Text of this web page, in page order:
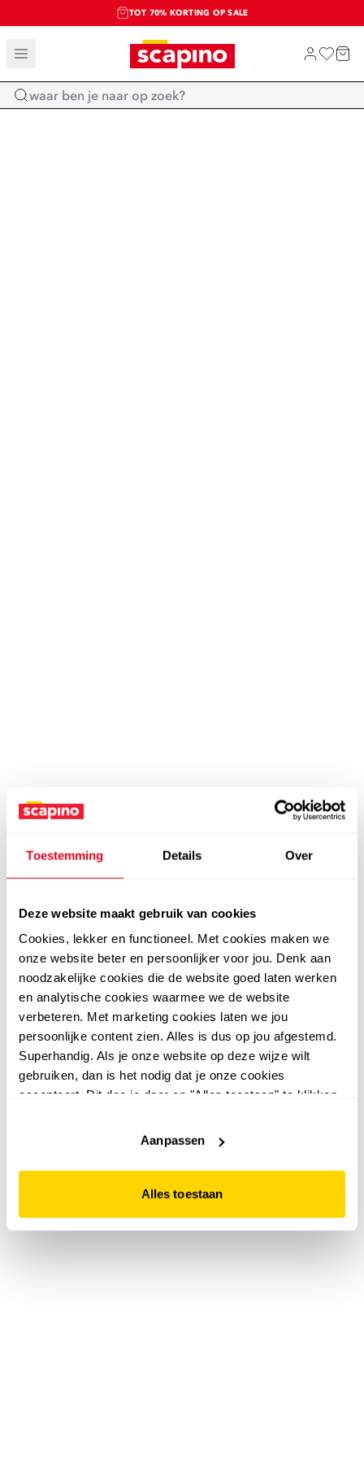
Toestemming Details Over
Deze website maakt gebruik van cookies
Cookies, lekker en functioneel. Met cookies maken we
onze website beter en persoonlijker voor jou. Denk aan
noodzakelijke cookies die de website goed laten werken
en analytische cookies waarmee we de website
verbeteren. Met marketing cookies laten we jou
persoonlijke content zien. Alles is dus op jou afgestemd.
Superhandig. Als je onze website op deze wijze wilt
gebruiken, dan is het nodig dat je onze cookies
accepteert. Dit doe je door op "Alles toestaan" te klikken.
website niet optimaal functioneert.
Aanpassen
Alles toestaan
TOT 70% KORTING OP SALE
SALE: LAATSTE KANS!
SHOP NIEUW
Home